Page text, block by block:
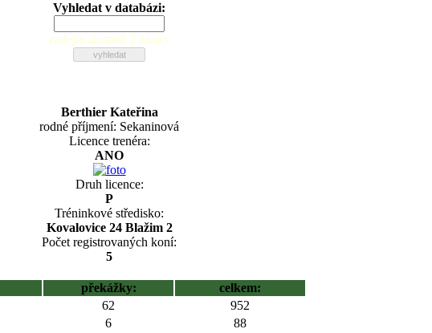
Vyhledat v databázi:
zadejte alespoň 2 znaky
Berthier Kateřina
rodné příjmení: Sekaninová
Licence trenéra:
ANO
Druh licence:
P
Tréninkové středisko:
Kovalovice 24 Blažim 2
Počet registrovaných koní:
5
překážky:
celkem:
62
952
6
88